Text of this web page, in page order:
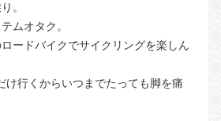
。
ムオタク。
ードバイクでサイクリングを楽しん
け行くからいつまでたっても脚を痛